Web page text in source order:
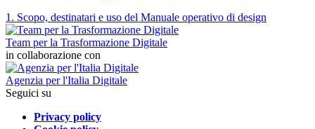
1. Scopo, destinatari e uso del Manuale operativo di design
Team per la Trasformazione Digitale
in collaborazione con
Agenzia per l'Italia Digitale
Seguici su
Privacy policy